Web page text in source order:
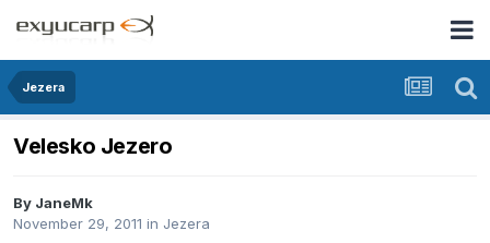
Jezera
Velesko Jezero
By JaneMk
November 29, 2011 in Jezera